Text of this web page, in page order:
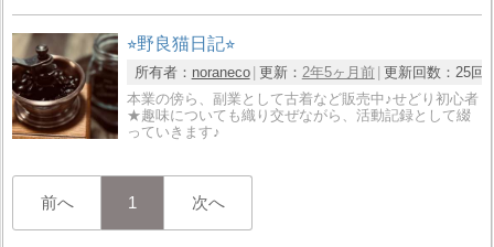
⭐︎野良猫日記⭐︎
所有者： noraneco 更新： 2年5ヶ月前 更新回数： 25回
本業の傍ら、副業として古着など販売中♪せどり初心者
★趣味についても織り交ぜながら、活動記録として綴
っていきます♪
前へ 1 次へ